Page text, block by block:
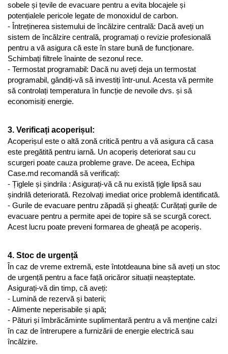
sobele și țevile de evacuare pentru a evita blocajele și
potențialele pericole legate de monoxidul de carbon.
- Întreținerea sistemului de încălzire centrală: Dacă aveți un
sistem de încălzire centrală, programați o revizie profesională
pentru a vă asigura că este în stare bună de funcționare.
Schimbați filtrele înainte de sezonul rece.
- Termostat programabil: Dacă nu aveți deja un termostat
programabil, gândiți-vă să investiți într-unul. Acesta vă permite
să controlați temperatura în funcție de nevoile dvs. și să
economisiți energie.
3. Verificați acoperișul:
Acoperișul este o altă zonă critică pentru a vă asigura că casa
este pregătită pentru iarnă. Un acoperiș deteriorat sau cu
scurgeri poate cauza probleme grave. De aceea, Echipa
Case.md recomandă să verificați:
- Țiglele și șindrila : Asigurați-vă că nu există țigle lipsă sau
șindrilă deteriorată. Rezolvați imediat orice problemă identificată.
- Gurile de evacuare pentru zăpadă și gheață: Curățați gurile de
evacuare pentru a permite apei de topire să se scurgă corect.
Acest lucru poate preveni formarea de gheață pe acoperiș.
4. Stoc de urgență
În caz de vreme extremă, este întotdeauna bine să aveți un stoc
de urgență pentru a face față oricăror situații neașteptate.
Asigurați-vă din timp, că aveți:
- Lumină de rezervă și baterii;
- Alimente neperisabile și apă;
- Pături și îmbrăcăminte suplimentară pentru a vă menține calzi
în caz de întrerupere a furnizării de energie electrică sau
încălzire.